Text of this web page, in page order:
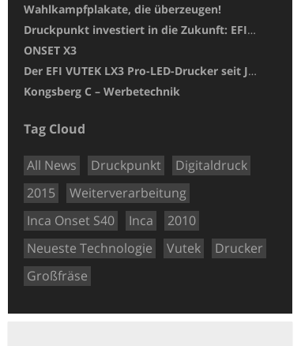
Wahlkampfplakate, die überzeugen!
Druckpunkt investiert in die Zukunft: EFI Nozomi 14000 SD erweitert unser Leistungsspektrum
ONSET X3
Der EFI VUTEK LX3 Pro-LED-Drucker seit Januar 2018 bei uns im Einsatz!
Kongsberg C – Werbetechnik
Tag Cloud
All News Druckpunkt
Digitaldruck
2015
Weiterverarbeitung
Inca Onset S40
Inca
2010
Neueste Technologie
Vutek
Drucker
Großfräse